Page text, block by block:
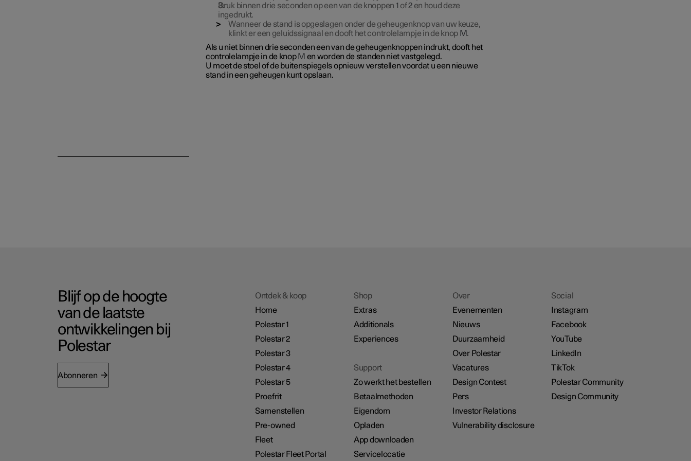
Druk binnen drie seconden op een van de knoppen 1 of2en houd deze
ingedrukt.
Wanneer de stand is opgeslagen onder de geheugenknop van uw keuze,
klinkt er een geluidssignaal en dooft het controlelampje in de knop M.
Als u niet binnen drie seconden een van de geheugenknoppen indrukt, dooft het
controlelampje in de knop M en worden de standen niet vastgelegd.
U moet de stoel of de buitenspiegels opnieuw verstellen voordat u een nieuwe
stand in een geheugen kunt opslaan.
Blijf op de hoogte
van de laatste
ontwikkelingen bij
Polestar
Abonneren
Ontdek & koop
Home
Polestar 1
Polestar 2
Polestar 3
Polestar 4
Polestar 5
Proefrit
Samenstellen
Pre-owned
Fleet
Polestar Fleet Portal
Shop
Extras
Additionals
Experiences
Support
Zo werkt het bestellen
Betaalmethoden
Eigendom
Opladen
App downloaden
Servicelocatie
Over
Evenementen
Nieuws
Duurzaamheid
Over Polestar
Vacatures
Design Contest
Pers
Investor Relations
Vulnerability disclosure
Social
Instagram
Facebook
YouTube
LinkedIn
TikTok
Polestar Community
Design Community